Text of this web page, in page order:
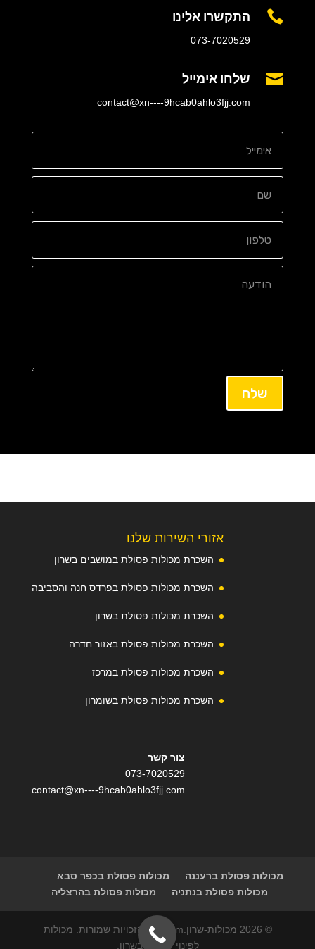
 התקשרו אלינו
073-7020529
 שלחו אימייל
contact@xn----9hcab0ahlo3fjj.com
שלח
אזורי השירות שלנו
השכרת מכולות פסולת במושבים בשרון
השכרת מכולות פסולת בפרדס חנה והסביבה
השכרת מכולות פסולת בשרון
השכרת מכולות פסולת באזור חדרה
השכרת מכולות פסולת במרכז
השכרת מכולות פסולת בשומרון
צור קשר
073-7020529
contact@xn----9hcab0ahlo3fjj.com
מכולות פסולת ברעננה
מכולות פסולת בכפר סבא
מכולות פסולת בנתניה
מכולות פסולת בהרצליה
© 2026 מכולות-שרון.com | כל הזכויות שמורות. מכולות
לפינוי פסולת בשרון.